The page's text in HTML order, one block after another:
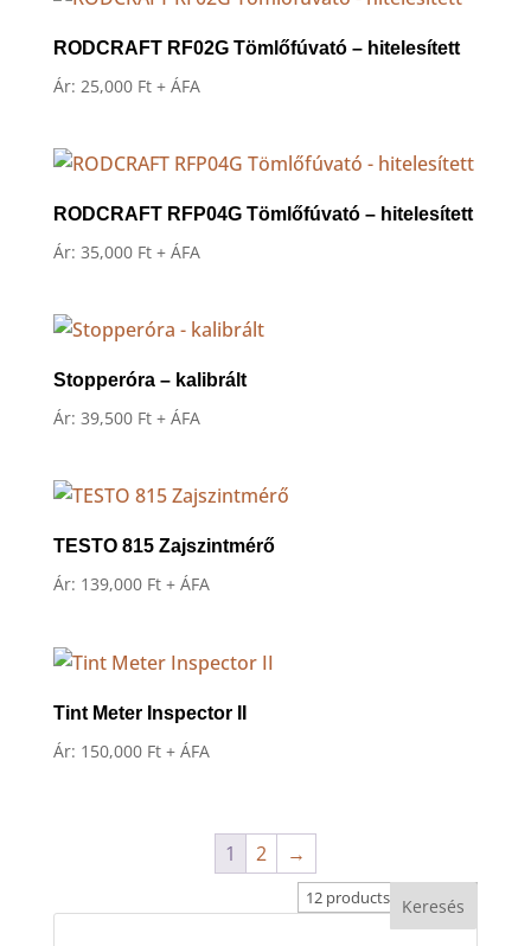
RODCRAFT RF02G Tömlőfúvató – hitelesített
Ár: 25,000 Ft + ÁFA
RODCRAFT RFP04G Tömlőfúvató – hitelesített
Ár: 35,000 Ft + ÁFA
Stopperóra – kalibrált
Ár: 39,500 Ft + ÁFA
TESTO 815 Zajszintmérő
Ár: 139,000 Ft + ÁFA
Tint Meter Inspector II
Ár: 150,000 Ft + ÁFA
1 2 →